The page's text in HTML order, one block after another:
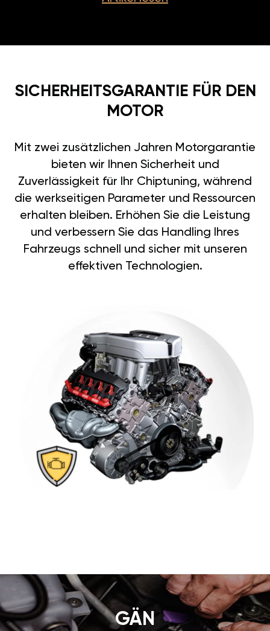
SICHERHEITSGARANTIE FÜR DEN
MOTOR
Mit zwei zusätzlichen Jahren Motorgarantie
bieten wir Ihnen Sicherheit und
Zuverlässigkeit für Ihr Chiptuning, während
die werkseitigen Parameter und Ressourcen
erhalten bleiben. Erhöhen Sie die Leistung
und verbessern Sie das Handling Ihres
Fahrzeugs schnell und sicher mit unseren
effektiven Technologien.
GÄN